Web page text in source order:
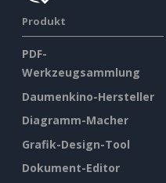
Produkt
PDF-
Werkzeugsammlung
Daumenkino-Hersteller
Diagramm-Macher
Grafik-Design-Tool
Dokument-Editor